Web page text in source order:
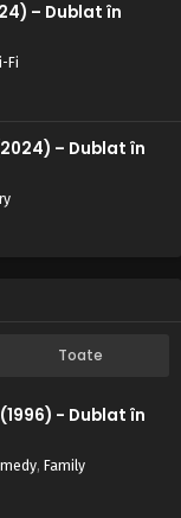
– Dublat în
Fi
– Dublat în
Toate
- Dublat în
, Family